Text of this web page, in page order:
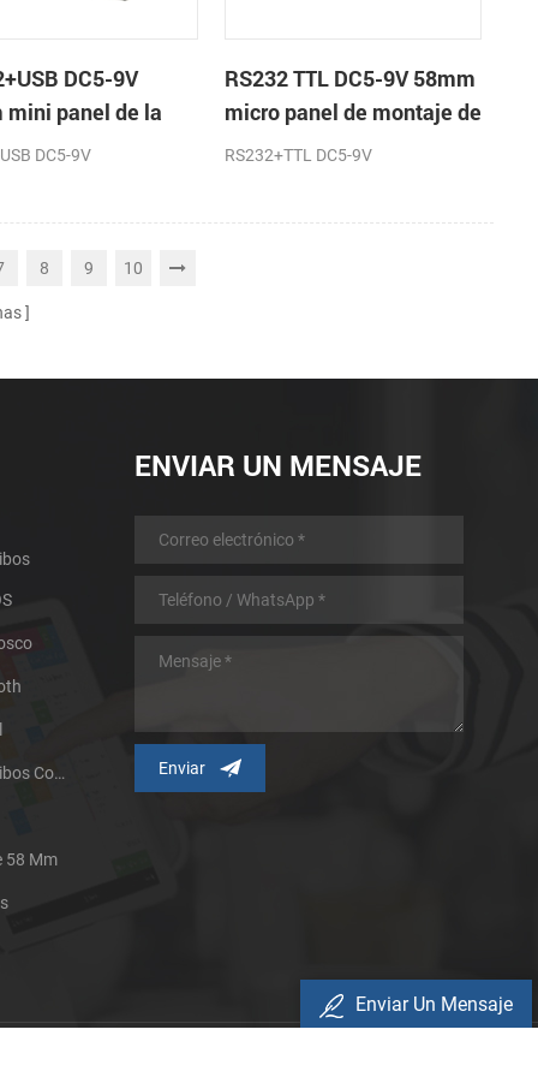
DC5-9V
mini panel de la
térmica de
DC5-9V
RS232 TTL DC5-9V 58mm
micro panel de montaje de
la impresora térmica de
RS232+TTL DC5-9V
8 9 10
Impresora Térmica De Recibos Con Micropanel.
58 Mm
ENVIAR UN MENSAJE
Enviar Un Mensaje